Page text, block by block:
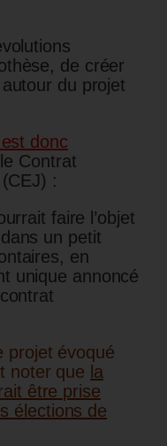
de créer
autour du projet
donc
Contrat
:
faire l’objet
un petit
en
unique annoncé
projet évoqué
noter que la
être prise
élections de